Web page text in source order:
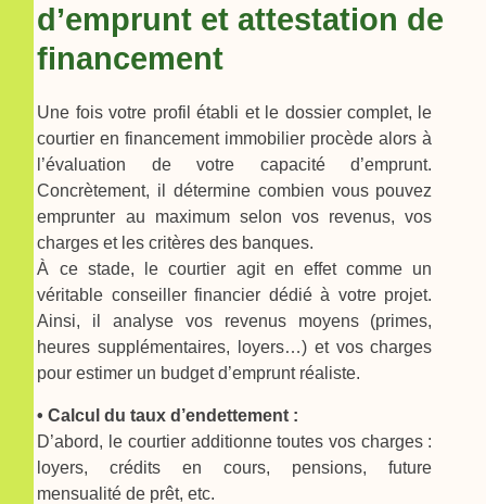
d’emprunt et attestation de
financement
Une fois votre profil établi et le dossier complet, le
courtier en financement immobilier procède alors à
l’évaluation de votre capacité d’emprunt.
Concrètement, il détermine combien vous pouvez
emprunter au maximum selon vos revenus, vos
charges et les critères des banques.
À ce stade, le courtier agit en effet comme un
véritable conseiller financier dédié à votre projet.
Ainsi, il analyse vos revenus moyens (primes,
heures supplémentaires, loyers…) et vos charges
pour estimer un budget d’emprunt réaliste.
• Calcul du taux d’endettement :
D’abord, le courtier additionne toutes vos charges :
loyers, crédits en cours, pensions, future
mensualité de prêt, etc.